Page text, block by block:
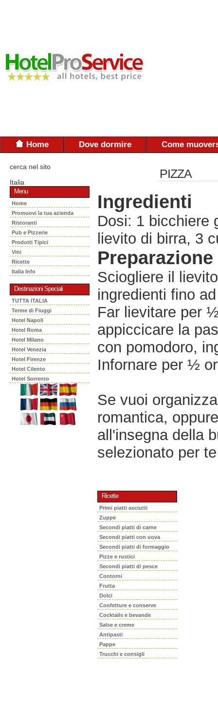
Home Dove dormire Come
cerca nel sito
Italia
Menu
Home
Promuovi la tua azienda
Ristoranti
Pub e Pizzerie
Prodotti Tipici
Vini
Ricette
Italia Info
Destinazioni Speciali
TUTTA ITALIA
Terme di Fiuggi
Hotel Napoli
Hotel Roma
Hotel Milano
Hotel Venezia
Hotel Firenze
Hotel Cilento
Hotel Sorrento
PIZZA
Ingredienti
Dosi: 1 bicchiere
lievito di birra, 3
Preparazione
Sciogliere il
ingredienti fino
Far lievitare per
appiccicare la
con pomodoro,
Infornare per ½
Se vuoi
romantica,
all'insegna della
selezionato per
Ricette
Primi piatti asciutti
Zuppe
Secondi piatti di carne
Secondi piatti con uova
Secondi piatti di formaggio
Pizze e rustici
Secondi piatti di pesce
Contorni
Frutta
Dolci
Confetture e conserve
Cocktails e bevande
Salse e creme
Antipasti
Pappe
Trucchi e consigli